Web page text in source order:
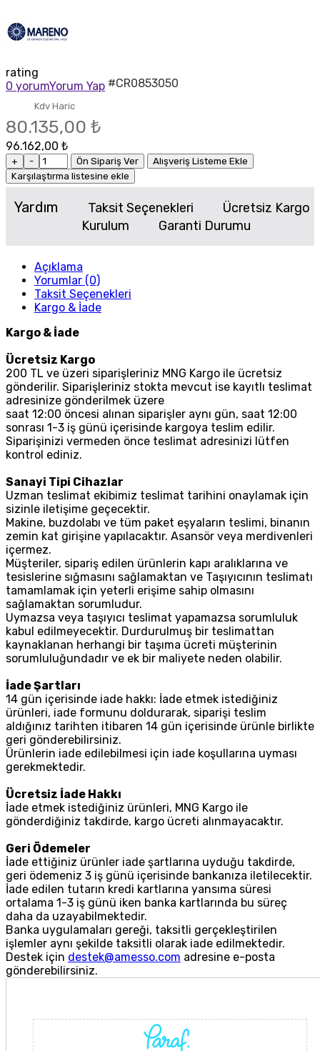
rating
0 yorumYorum Yap #CR0853050
Kdv Haric
80.135,00 ₺
96.162,00 ₺
+ - Ön Sipariş Ver
Alışveriş Listeme Ekle
Karşılaştırma listesine ekle
Yardım Taksit Seçenekleri
Ücretsiz Kargo
Kurulum
Garanti Durumu
Açıklama
Yorumlar (0)
Taksit Seçenekleri
Kargo & İade
Kargo & İade
Ücretsiz Kargo
200 TL ve üzeri siparişleriniz MNG Kargo ile ücretsiz
gönderilir. Siparişleriniz stokta mevcut ise kayıtlı teslimat
adresinize gönderilmek üzere
saat 12:00 öncesi alınan siparişler aynı gün, saat 12:00
sonrası 1-3 iş günü içerisinde kargoya teslim edilir.
Siparişinizi vermeden önce teslimat adresinizi lütfen
kontrol ediniz.
Sanayi Tipi Cihazlar
Uzman teslimat ekibimiz teslimat tarihini onaylamak için
sizinle iletişime geçecektir.
Makine, buzdolabı ve tüm paket eşyaların teslimi, binanın
zemin kat girişine yapılacaktır. Asansör veya merdivenleri
içermez.
Müşteriler, sipariş edilen ürünlerin kapı aralıklarına ve
tesislerine sığmasını sağlamaktan ve Taşıyıcının teslimatı
tamamlamak için yeterli erişime sahip olmasını
sağlamaktan sorumludur.
Uymazsa veya taşıyıcı teslimat yapamazsa sorumluluk
kabul edilmeyecektir. Durdurulmuş bir teslimattan
kaynaklanan herhangi bir taşıma ücreti müşterinin
sorumluluğundadır ve ek bir maliyete neden olabilir.
İade Şartları
14 gün içerisinde iade hakkı: İade etmek istediğiniz
ürünleri, iade formunu doldurarak, siparişi teslim
aldığınız tarihten itibaren 14 gün içerisinde ürünle birlikte
geri gönderebilirsiniz.
Ürünlerin iade edilebilmesi için iade koşullarına uyması
gerekmektedir.
Ücretsiz İade Hakkı
İade etmek istediğiniz ürünleri, MNG Kargo ile
gönderdiğiniz takdirde, kargo ücreti alınmayacaktır.
Geri Ödemeler
İade ettiğiniz ürünler iade şartlarına uyduğu takdirde,
geri ödemeniz 3 iş günü içerisinde bankanıza iletilecektir.
İade edilen tutarın kredi kartlarına yansıma süresi
ortalama 1-3 iş günü iken banka kartlarında bu süreç
daha da uzayabilmektedir.
Banka uygulamaları gereği, taksitli gerçekleştirilen
işlemler aynı şekilde taksitli olarak iade edilmektedir.
Destek için destek@amesso.com adresine e-posta
gönderebilirsiniz.